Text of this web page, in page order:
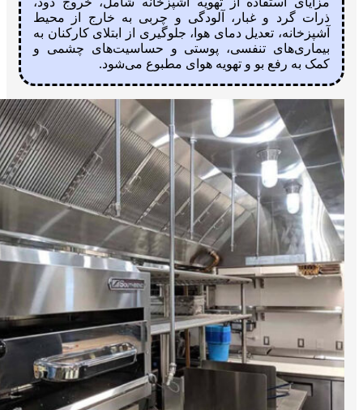
ذرات گرد‌ و غبار، آلودگی و چربی به خارج از محیط
آشپزخانه، تعدیل دمای هوا، جلوگیری از ابتلا‌ی کارکنان به
بیماری‌های تنفسی، پوستی و حساسیت‌های چشمی و
کمک به رفع بو و تهویه هوای مطبوع می‌شود.